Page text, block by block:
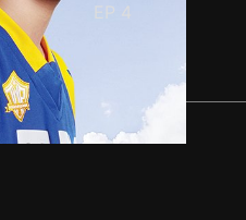
EP 4